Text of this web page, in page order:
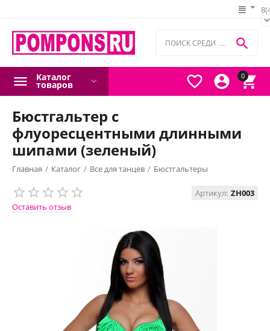
0




Каталог
товаров
Бюстгальтер с
флуоресцентными длинными
шипами (зеленый)
Главная / Каталог / Все для танцев / Бюстгальтеры
Оставить отзыв
Артикул: ZH003